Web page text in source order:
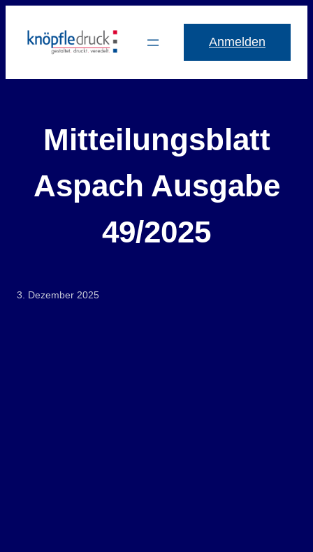
Inhalt
springen
Anmelden
Mitteilungsblatt
Aspach Ausgabe
49/2025
3. Dezember 2025